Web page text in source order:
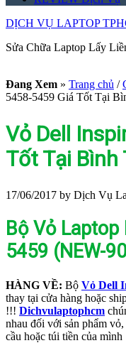
DỊCH VỤ LAPTOP
Sửa Chữa Laptop Lấy
Đang Xem » Trang chủ /
5458-5459 Giá Tốt Tại
Vỏ Dell
Tốt Tại Bình
17/06/2017 by Dịch Vụ
Bộ Vỏ
5459 (NEW-
HÀNG VỀ: Bộ Vỏ Dell
thay tại cửa hàng hoặc
!!! Dichvulaptophcm
nhau đối với sản phẩm
cầu hoặc túi tiền của mình